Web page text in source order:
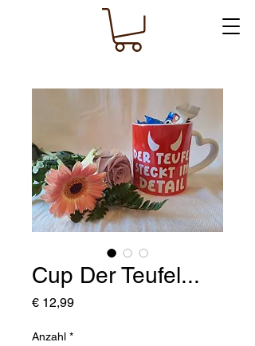
Cup Der Teufel...
€ 12,99Preis
Anzahl *